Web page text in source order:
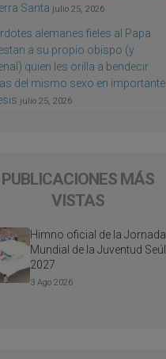
Santa julio 25, 2026
alemanes fieles al Papa
a su propio obispo (y
quien les orilla a bendecir
del mismo sexo en importante
julio 25, 2026
PUBLICACIONES MÁS
VISTAS
Himno oficial de la Jornada
Mundial de la Juventud Seúl
2027
3 Ago 2026